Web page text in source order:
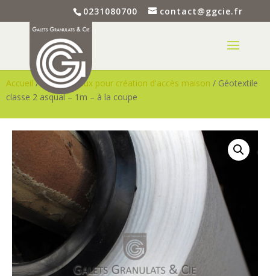
0231080700 contact@ggcie.fr
Accueil/Kit matériaux pour création d'accès maison / Géotextile
classe 2 asqual – 1m – à la coupe